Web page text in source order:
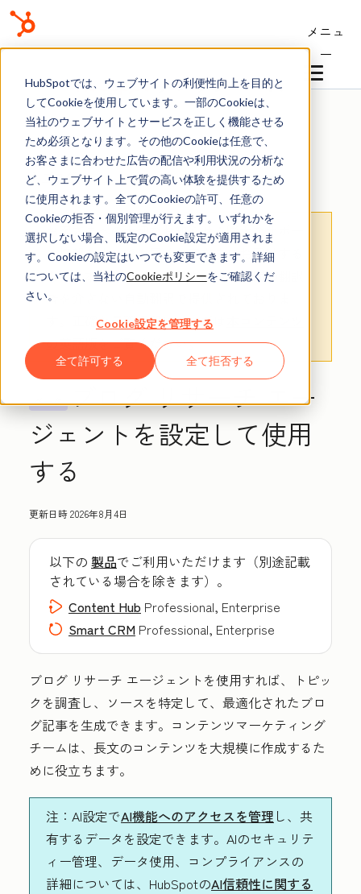
HubSpotでは、ウェブサイトの利便性向上を目的と
してCookieを使用しています。一部のCookieは、
当社のウェブサイトとサービスを正しく機能させる
ため必須となります。その他のCookieは任意で、
お客さまに合わせた広告の配信や利用状況の分析な
ど、ウェブサイト上で質の高い体験を提供するため
に使用されます。全てのCookieの許可、任意の
Cookieの拒否・個別管理が行えます。いずれかを
選択しない場合、既定のCookie設定が適用されま
す。Cookieの設定はいつでも変更できます。詳細
については、当社のCookieポリシーをご確認くだ
さい。
Cookie設定を管理する
全て許可する 全て拒否する
メニュ
ー
ナレッジベース
ブログ
お客さまへの大切なお知らせ：膨大なサポー
ト情報を少しでも早くお客さまにお届けする
ため、本コンテンツの日本語版は人間の翻訳
者を介さない自動翻訳で提供されておりま
正確な最新情報については
の英語版をご覧ください。
ベータ ブログ リサーチ エー
ジェントを設定して使用
する
更新日時2026年8月4日
以下の 製品でご利用いただけます（別途記載
されている場合を除きます）。
Content Hub Professional, Enterprise
Smart CRM Professional, Enterprise
ブログ リサーチ エージェントを使用すれば、トピッ
クを調査し、ソースを特定して、最適化されたブロ
グ記事を生成できます。コンテンツマーケティング
チームは、長文のコンテンツを大規模に作成するた
めに役立ちます。
注 ：AI設定でAI機能へのアクセスを管理 し、共
有するデータを設定できます。AIのセキュリテ
ィー管理、データ使用、コンプライアンスの
詳細については、HubSpotのAI信頼性に関する